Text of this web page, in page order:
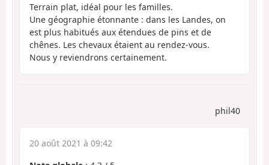
Terrain plat, idéal pour les familles.
Une géographie étonnante : dans les Landes, on
est plus habitués aux étendues de pins et de
chênes. Les chevaux étaient au rendez-vous.
Nous y reviendrons certainement.
phil40
20 août 2021 à 09:42